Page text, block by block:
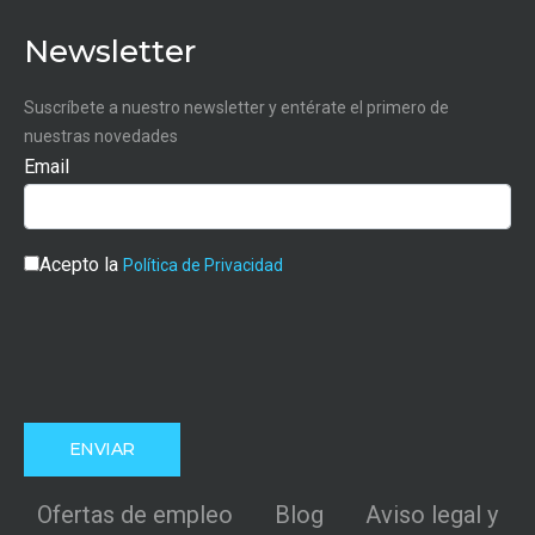
Newsletter
Suscríbete a nuestro newsletter y entérate el primero de
nuestras novedades
Email
Acepto la Política de Privacidad
Ofertas de empleo Blog Aviso legal y